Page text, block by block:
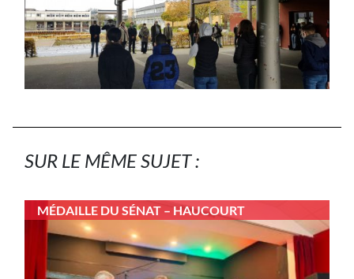
SUR LE MÊME SUJET :
MÉDAILLE DU SÉNAT – HAUCOURT